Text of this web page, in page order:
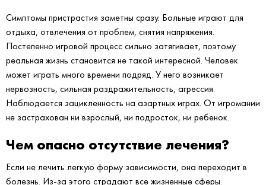
Симптомы пристрастия заметны сразу. Больные играют для
отдыха, отвлечения от проблем, снятия напряжения.
Постепенно игровой процесс сильно затягивает, поэтому
реальная жизнь становится не такой интересной. Человек
может играть много времени подряд. У него возникает
нервозность, сильная раздражительность, агрессия.
Наблюдается зацикленность на азартных играх. От игромании
не застрахован ни взрослый, ни подросток, ни ребенок.
Чем опасно отсутствие лечения?
Если не лечить легкую форму зависимости, она переходит в
болезнь. Из-за этого страдают все жизненные сферы.